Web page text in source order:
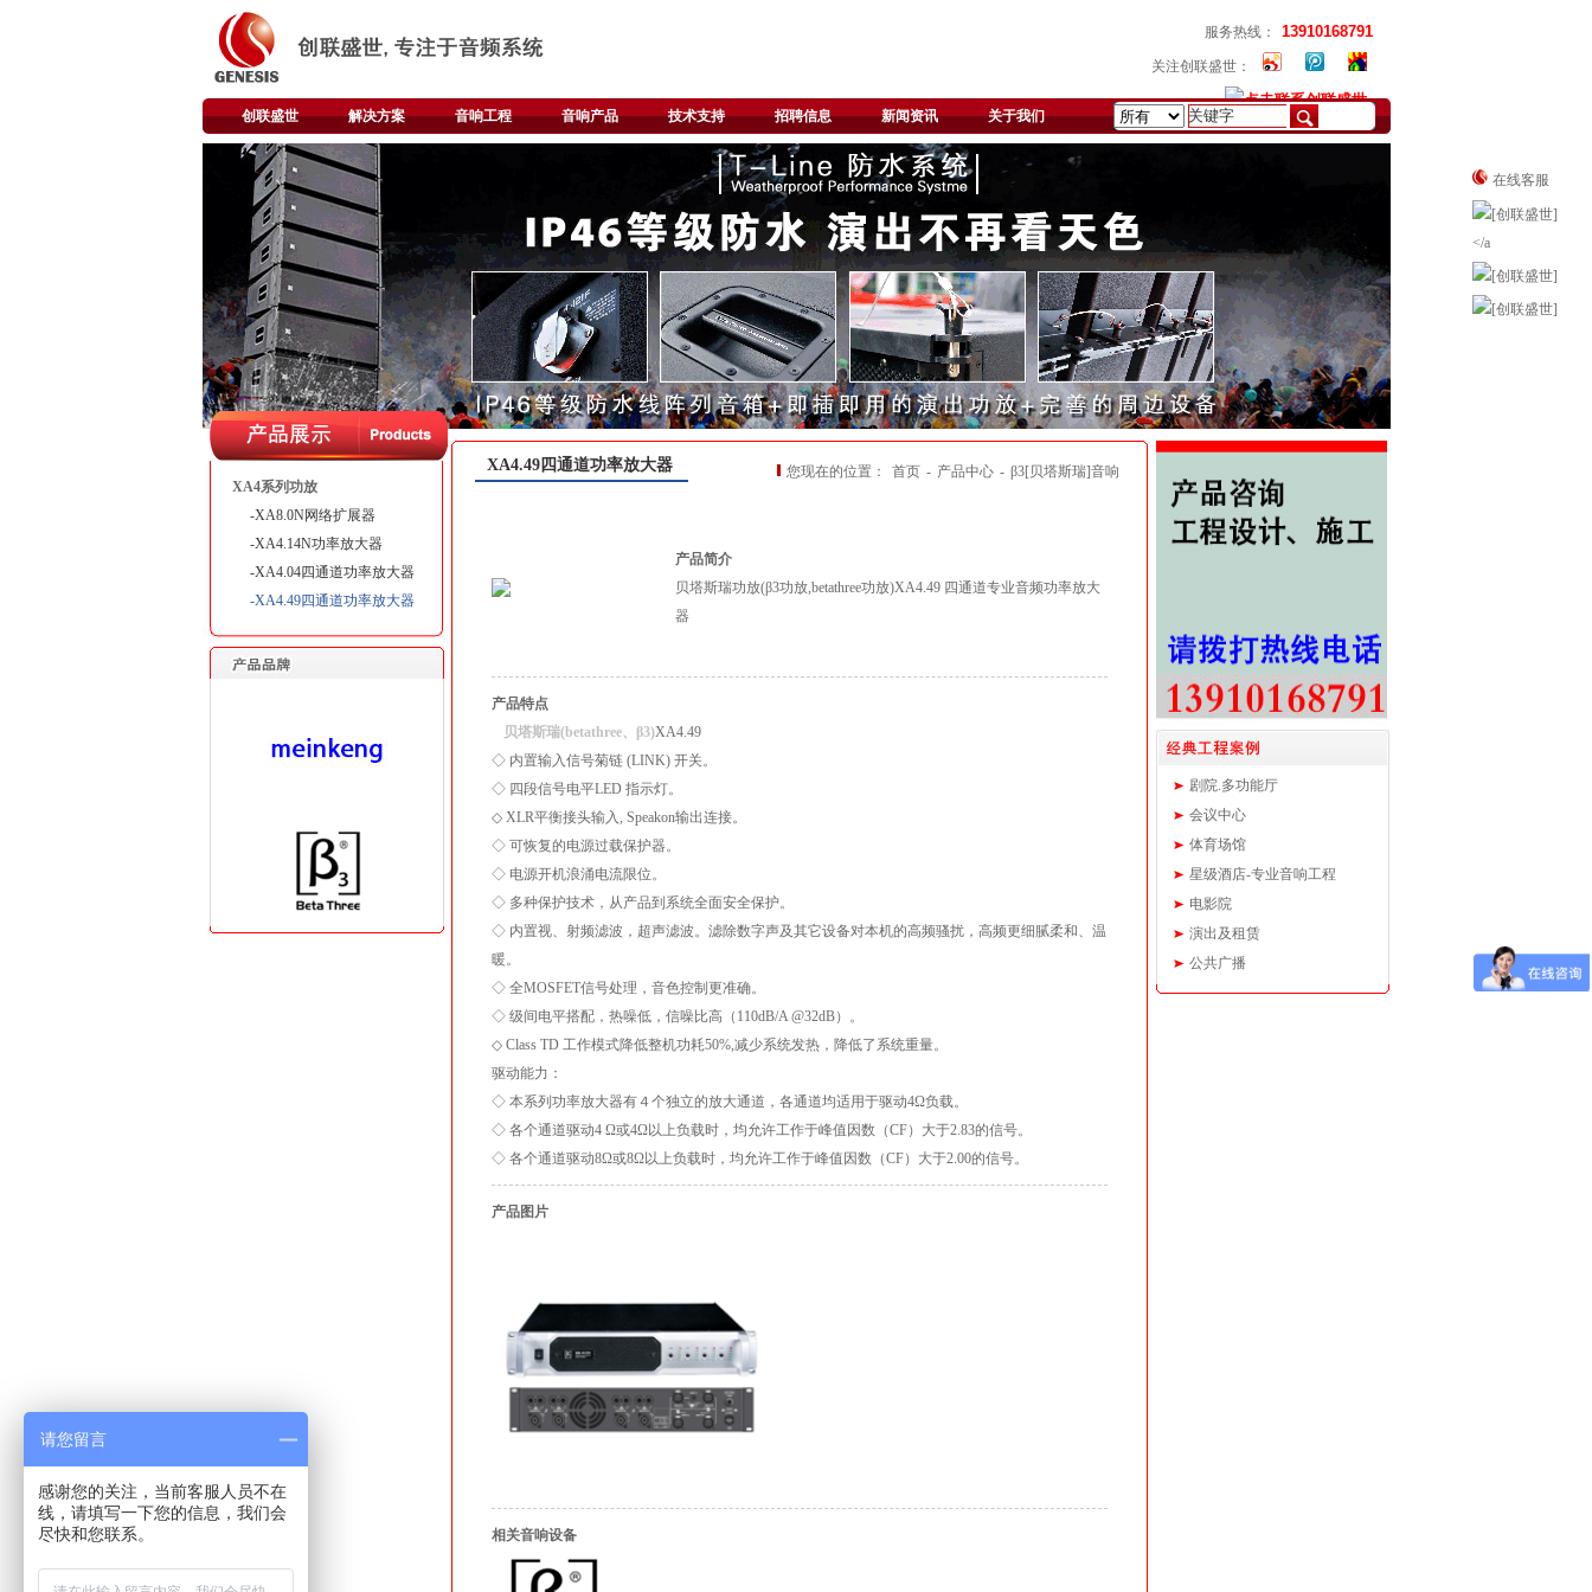
服务热线： 13910168791
关注创联盛世：
创联盛世 解决方案 音响工程 音响产品 技术支持 招聘信息 新闻资讯 关于我们
在线客服
XA4系列功放
-XA8.0N网络扩展器
-XA4.14N功率放大器
-XA4.04四通道功率放大器
-XA4.49四通道功率放大器
XA4.49四通道功率放大器 您现在的位置： 首页 - 产品中心 - β3[贝塔斯瑞]音响
产品简介
贝塔斯瑞功放(β3功放,betathree功放)XA4.49 四通道专业音频功率放大
器
产品特点
贝塔斯瑞(betathree、β3)XA4.49
◇ 内置输入信号菊链 (LINK) 开关。
◇ 四段信号电平LED 指示灯。
◇ XLR平衡接头输入, Speakon输出连接。
◇ 可恢复的电源过载保护器。
◇ 电源开机浪涌电流限位。
◇ 多种保护技术，从产品到系统全面安全保护。
◇ 内置视、射频滤波，超声滤波。滤除数字声及其它设备对本机的高频骚扰，高频更细腻柔和、温
暖。
◇ 全MOSFET信号处理，音色控制更准确。
◇ 级间电平搭配，热噪低，信噪比高（110dB/A @32dB）。
◇ Class TD 工作模式降低整机功耗50%,减少系统发热，降低了系统重量。
驱动能力：
◇ 本系列功率放大器有４个独立的放大通道，各通道均适用于驱动4Ω负载。
◇ 各个通道驱动4 Ω或4Ω以上负载时，均允许工作于峰值因数（CF）大于2.83的信号。
◇ 各个通道驱动8Ω或8Ω以上负载时，均允许工作于峰值因数（CF）大于2.00的信号。
产品图片
相关音响设备
剧院.多功能厅
会议中心
体育场馆
星级酒店-专业音响工程
电影院
演出及租赁
公共广播
请您留言
感谢您的关注，当前客服人员不在
线，请填写一下您的信息，我们会
尽快和您联系。